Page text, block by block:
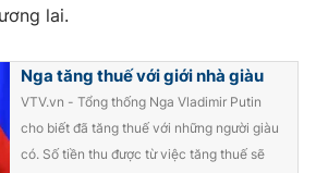
024.66 897 897
7300.7108
lai.
Nga tăng thuế với giới nhà giàu
VTV.vn - Tổng thống Nga Vladimir Putin
cho biết đã tăng thuế với những người giàu
có. Số tiền thu được từ việc tăng thuế sẽ